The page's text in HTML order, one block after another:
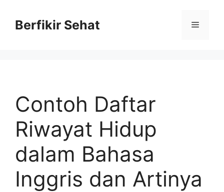
contentBerfikir Sehat Menu
Contoh Daftar
Riwayat Hidup
dalam Bahasa
Inggris dan Artinya